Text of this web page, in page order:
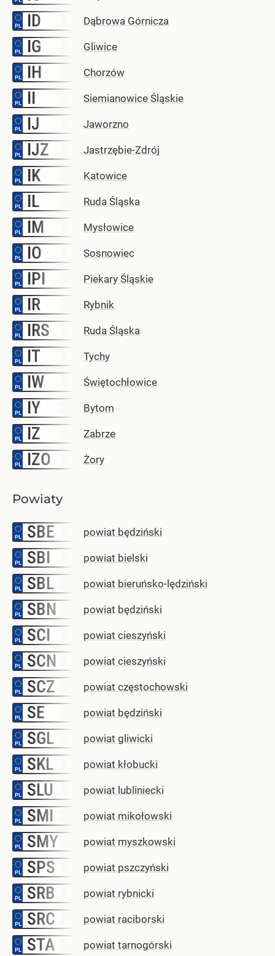
ID Dąbrowa Górnicza
IG Gliwice
IH Chorzów
II Siemianowice Śląskie
IJ Jaworzno
IJZ Jastrzębie-Zdrój
IK Katowice
IL Ruda Śląska
IM Mysłowice
IO Sosnowiec
IPI Piekary Śląskie
IR Rybnik
IRS Ruda Śląska
IT Tychy
IW Świętochłowice
IY Bytom
IZ Zabrze
IZO Żory
Powiaty
SBE powiat będziński
SBI powiat bielski
SBL powiat bieruńsko-lędziński
SBN powiat będziński
SCI powiat cieszyński
SCN powiat cieszyński
SCZ powiat częstochowski
SE powiat będziński
SGL powiat gliwicki
SKL powiat kłobucki
SLU powiat lubliniecki
SMI powiat mikołowski
SMY powiat myszkowski
SPS powiat pszczyński
SRB powiat rybnicki
SRC powiat raciborski
STA powiat tarnogórski